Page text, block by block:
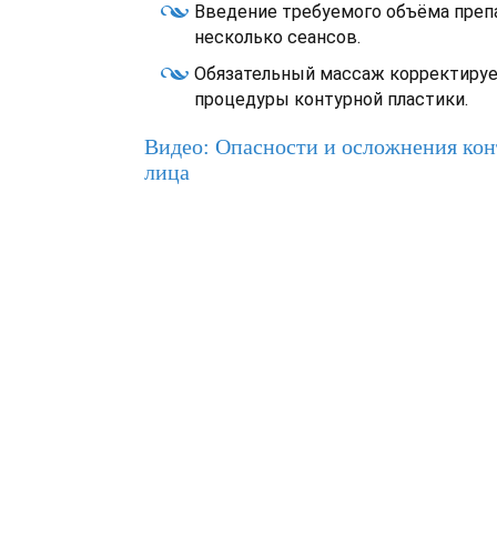
Введение требуемого объёма
несколько сеансов.
Обязательный массаж
процедуры контурной пластики.
Видео: Опасности и осложнения
лица